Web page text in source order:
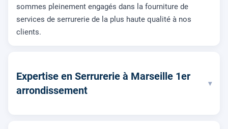
sommes pleinement engagés dans la fourniture de
services de serrurerie de la plus haute qualité à nos
clients.
Expertise en Serrurerie à Marseille 1er
arrondissement
▾